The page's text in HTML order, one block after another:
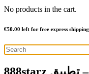
No products in the cart.
€50.00 left for free express shipping